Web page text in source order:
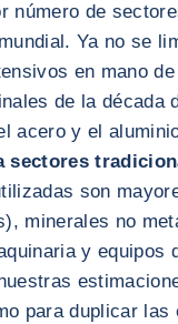
número de
Ya no se
en mano
de la década
acero y el
sectores
son
minerales no
y equipos
para duplicar las